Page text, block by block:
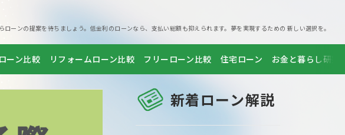
ーンの提案を待ちましょう。低金利のローンなら、支払い総額も抑えられます。夢を実現するための 新しい選択を。
ーン比較 リフォームローン比較 フリーローン比較 住宅ローン お金と暮らし研究
新着ローン解説